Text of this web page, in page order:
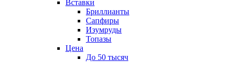
Вставки
Бриллианты
Сапфиры
Изумруды
Топазы
Цена
До 50 тысяч